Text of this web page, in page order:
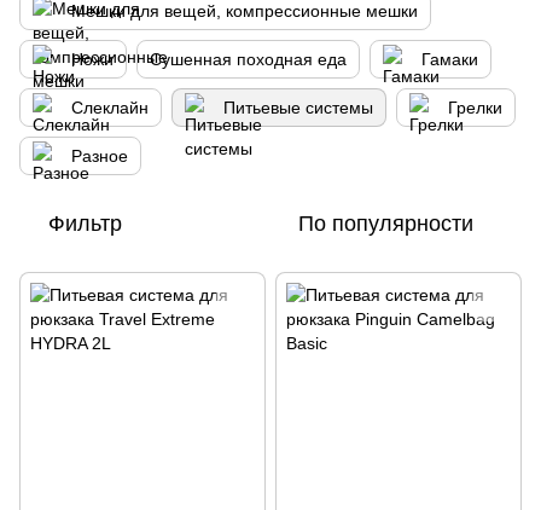
Мешки для вещей, компрессионные мешки
Ножи Сушенная походная еда Гамаки
Слеклайн Питьевые системы Грелки
Разное
Фильтр По популярности